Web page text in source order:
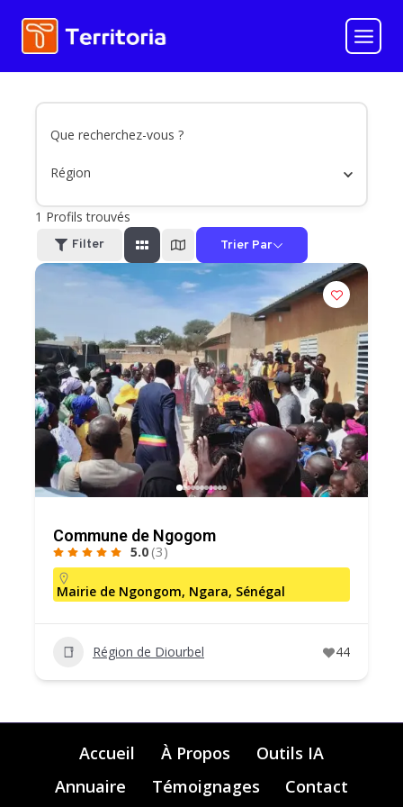
Aller
contenu
Que recherchez-vous ?
Région
1 Profils trouvés
Filter Trier Par
Commune de Ngogom
5.0(3)
Mairie de Ngongom, Ngara, Sénégal
Région de Diourbel 44
Accueil À Propos
Outils IA
Annuaire
Témoignages Contact